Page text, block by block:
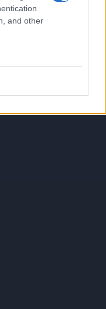
and other